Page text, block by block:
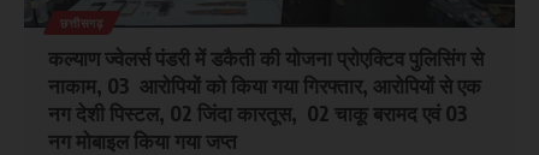
छत्तीसगढ़
कल्याण ज्वेलर्स पंडरी में डकैती की योजना प्रोएक्टिव पुलिसिंग से
नाकाम, 03 आरोपियों को किया गया गिरफ्तार, आरोपियों से एक
नग देशी पिस्टल, 02 जिंदा कारतूस, 02 चाकू बरामद एवं 03
नग मोबाइल किया गया जप्त